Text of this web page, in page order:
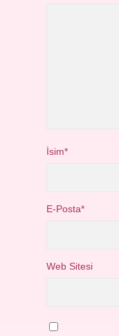
İsim*
E-Posta*
Web Sitesi